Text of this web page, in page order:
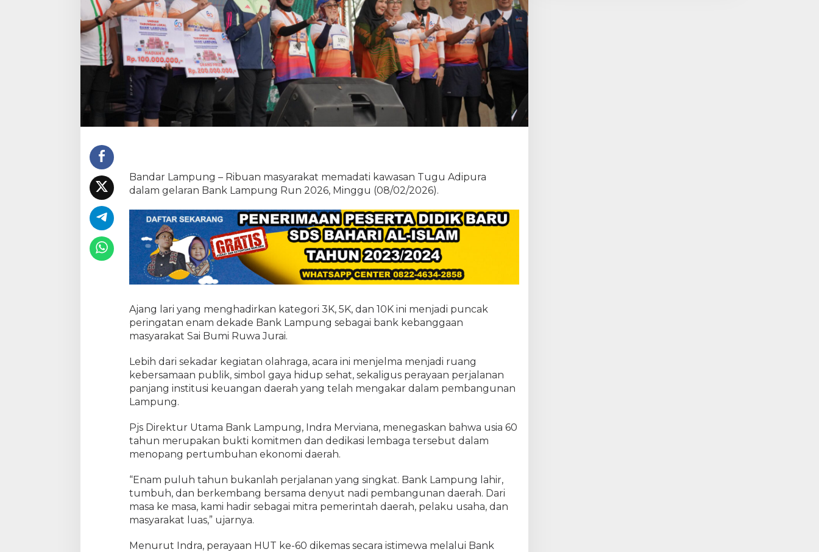
R
i
b
u
a
n
W
a
Bandar Lampung – Ribuan masyarakat memadati kawasan Tugu Adipura
dalam gelaran Bank Lampung Run 2026, Minggu (08/02/2026).
Ajang lari yang menghadirkan kategori 3K, 5K, dan 10K ini menjadi puncak
peringatan enam dekade Bank Lampung sebagai bank kebanggaan
masyarakat Sai Bumi Ruwa Jurai.
Lebih dari sekadar kegiatan olahraga, acara ini menjelma menjadi ruang
kebersamaan publik, simbol gaya hidup sehat, sekaligus perayaan perjalanan
panjang institusi keuangan daerah yang telah mengakar dalam pembangunan
Lampung.
Pjs Direktur Utama Bank Lampung, Indra Merviana, menegaskan bahwa usia 60
tahun merupakan bukti komitmen dan dedikasi lembaga tersebut dalam
menopang pertumbuhan ekonomi daerah.
“Enam puluh tahun bukanlah perjalanan yang singkat. Bank Lampung lahir,
tumbuh, dan berkembang bersama denyut nadi pembangunan daerah. Dari
masa ke masa, kami hadir sebagai mitra pemerintah daerah, pelaku usaha, dan
masyarakat luas,” ujarnya.
Menurut Indra, perayaan HUT ke-60 dikemas secara istimewa melalui Bank